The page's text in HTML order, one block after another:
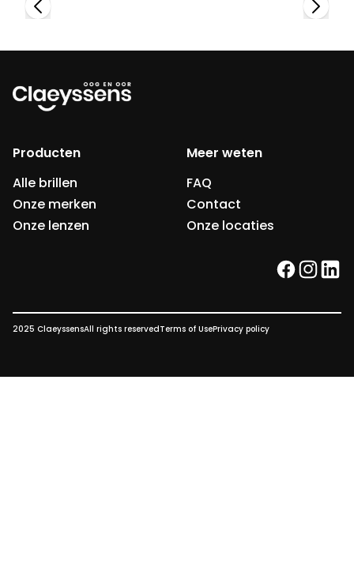
Producten
Alle brillen
Onze merken
Onze lenzen
Meer weten
FAQ
Contact
Onze locaties
facebook
2025 ClaeyssensAll rights reservedTerms of UsePrivacy policy